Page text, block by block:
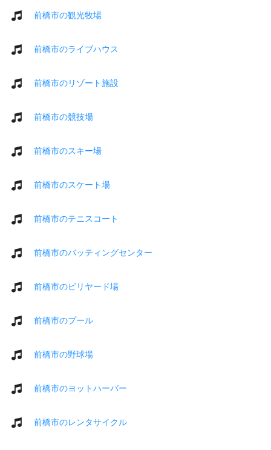
前橋市の観光牧場
前橋市のライブハウス
前橋市のリゾート施設
前橋市の競技場
前橋市のスキー場
前橋市のスケート場
前橋市のテニスコート
前橋市のバッティングセンター
前橋市のビリヤード場
前橋市のプール
前橋市の野球場
前橋市のヨットハーバー
前橋市のレンタサイクル